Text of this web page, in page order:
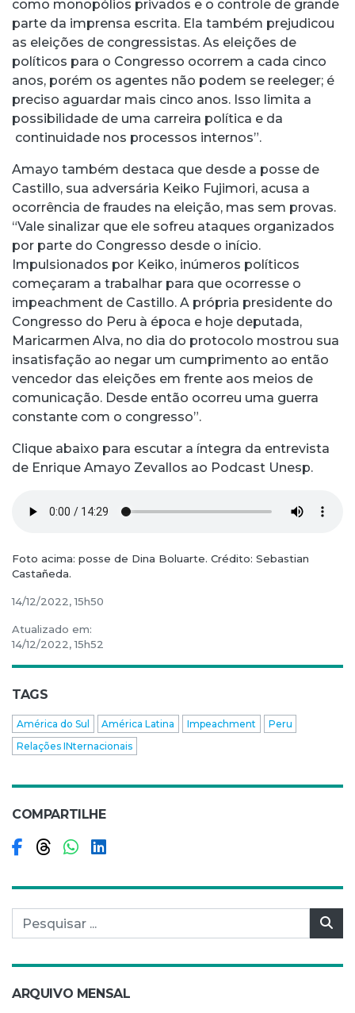
como monopólios privados e o controle de grande
parte da imprensa escrita. Ela também prejudicou
as eleições de congressistas. As eleições de
políticos para o Congresso ocorrem a cada cinco
anos, porém os agentes não podem se reeleger; é
preciso aguardar mais cinco anos. Isso limita a
possibilidade de uma carreira política e da
continuidade nos processos internos”.
Amayo também destaca que desde a posse de
Castillo, sua adversária Keiko Fujimori, acusa a
ocorrência de fraudes na eleição, mas sem provas.
“Vale sinalizar que ele sofreu ataques organizados
por parte do Congresso desde o início.
Impulsionados por Keiko, inúmeros políticos
começaram a trabalhar para que ocorresse o
impeachment de Castillo. A própria presidente do
Congresso do Peru à época e hoje deputada,
Maricarmen Alva, no dia do protocolo mostrou sua
insatisfação ao negar um cumprimento ao então
vencedor das eleições em frente aos meios de
comunicação. Desde então ocorreu uma guerra
constante com o congresso”.
Clique abaixo para escutar a íntegra da entrevista
de Enrique Amayo Zevallos ao Podcast Unesp.
Foto acima: posse de Dina Boluarte. Crédito: Sebastian
Castañeda.
14/12/2022, 15h50
Atualizado em:
14/12/2022, 15h52
TAGS
América do Sul América Latina Impeachment
Peru
Relações INternacionais
COMPARTILHE
Compartilhar no Facebook
Compartilhar no Threads
Compartilhar no WhatsApp
Compartilhar no LinkedIn
Pesquisar por:
ARQUIVO MENSAL